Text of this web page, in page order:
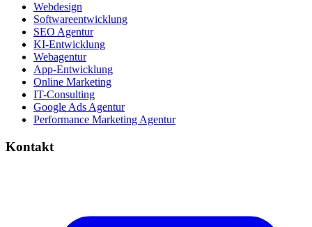
Webdesign
Softwareentwicklung
SEO Agentur
KI-Entwicklung
Webagentur
App-Entwicklung
Online Marketing
IT-Consulting
Google Ads Agentur
Performance Marketing Agentur
Kontakt